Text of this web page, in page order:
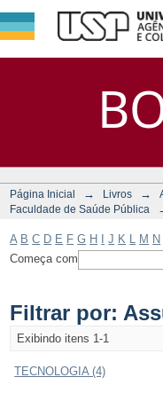
Página Inicial → Livros →
Faculdade de Saúde Pública
A B C D E F G H J K M N
Começa com
Filtrar por:
Exibindo itens 1-1
TECNOLOGIA (4)